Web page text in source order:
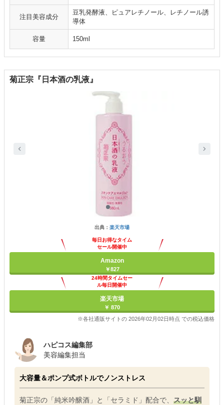
注目美容成分
豆乳発酵液、ピュアレチノール、レチノール誘
導体
容量 150ml
菊正宗『日本酒の乳液』
出典： 楽天市場
毎日お得なタイム
セール開催中
Amazon
￥827
24時間タイムセー
ル毎日開催中
楽天市場
￥ 870
※各社通販サイトの 2026年02月02日時点 での税込価格
ハピコス編集部
美容編集担当
大容量＆ポンプ式ボトルでノンストレス
菊正宗の「純米吟醸酒」と「セラミド」配合で、 スッと馴